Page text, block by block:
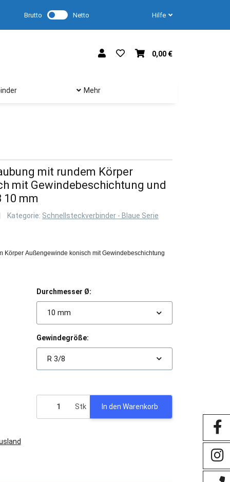
Brutto Netto Hilfe
0,00 €
Mehr
mit rundem Körper
mit Gewindebeschichtung und
10 mm
Kategorie: Schnellsteckverbinder - Blaue Serie
Körper Außengewinde konisch mit Gewindebeschichtung
Durchmesser Ø:
10 mm
Gewindegröße:
R 3/8
Stk In den Warenkorb